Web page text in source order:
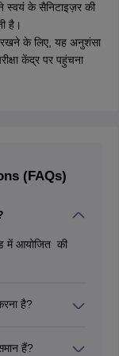
स्वयं के सैनिटाइज़र की
है।
रखने के लिए, यह अनुशंसा
केंद्र पर पहुंचना
(FAQs)
में आयोजित की
है?
हैं?